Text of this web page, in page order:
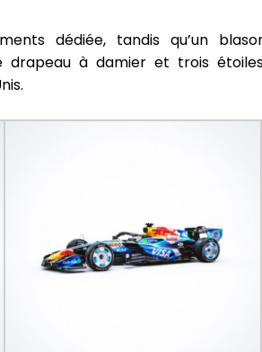
dédiée, tandis qu’un
drapeau à damier et trois